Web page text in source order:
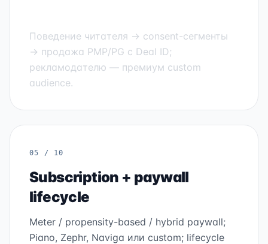
Поведение читателя → consent-сегменты
→ продажа PMP/PG с Deal ID;
рекламодателю — премиум custom
audience.
05 / 10
Subscription + paywall
lifecycle
Meter / propensity-based / hybrid paywall;
Piano, Zephr, Naviga или custom; lifecycle